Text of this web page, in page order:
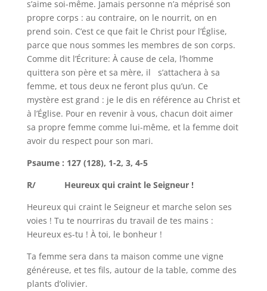
s’aime soi-même. Jamais personne n’a méprisé son
propre corps : au contraire, on le nourrit, on en
prend soin. C’est ce que fait le Christ pour l’Église,
parce que nous sommes les membres de son corps.
Comme dit l’Écriture: À cause de cela, l’homme
quittera son père et sa mère, il s’attachera à sa
femme, et tous deux ne feront plus qu’un. Ce
mystère est grand : je le dis en référence au Christ et
à l’Église. Pour en revenir à vous, chacun doit aimer
sa propre femme comme lui-même, et la femme doit
avoir du respect pour son mari.
Psaume : 127 (128), 1-2, 3, 4-5
R/ Heureux qui craint le Seigneur !
Heureux qui craint le Seigneur et marche selon ses
voies ! Tu te nourriras du travail de tes mains :
Heureux es-tu ! À toi, le bonheur !
Ta femme sera dans ta maison comme une vigne
généreuse, et tes fils, autour de la table, comme des
plants d’olivier.